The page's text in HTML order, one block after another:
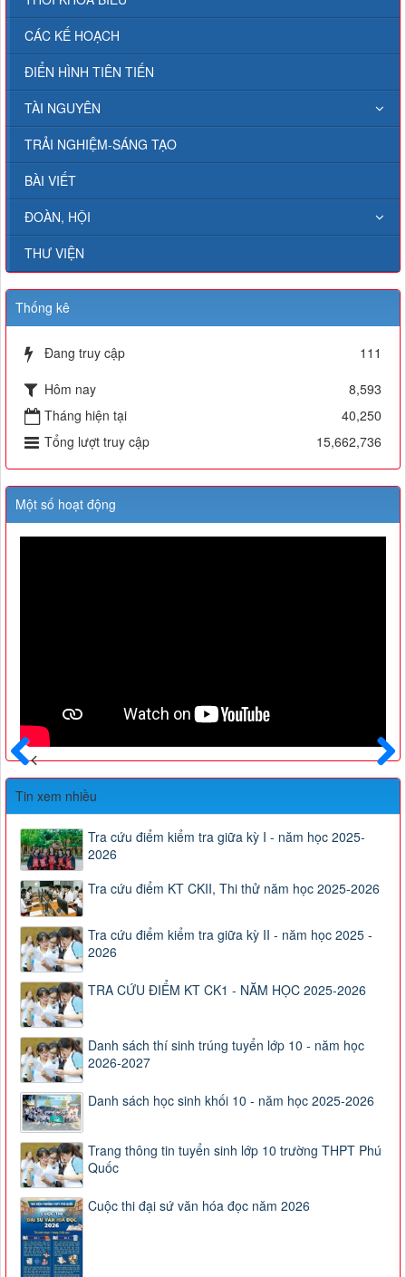
CÁC KẾ HOẠCH
ĐIỂN HÌNH TIÊN TIẾN
TÀI NGUYÊN
TRẢI NGHIỆM-SÁNG TẠO
BÀI VIẾT
ĐOÀN, HỘI
THƯ VIỆN
Thống kê
Đang truy cập
111
Hôm nay
8,593
Tháng hiện tại
40,250
Tổng lượt truy cập
15,662,736
Một số hoạt động
Sau
Trước
Tin xem nhiều
Tra cứu điểm kiểm tra giữa kỳ I - năm học 2025-
2026
Tra cứu điểm KT CKII, Thi thử năm học 2025-2026
Tra cứu điểm kiểm tra giữa kỳ II - năm học 2025 -
2026
TRA CỨU ĐIỂM KT CK1 - NĂM HỌC 2025-2026
Danh sách thí sinh trúng tuyển lớp 10 - năm học
2026-2027
Danh sách học sinh khối 10 - năm học 2025-2026
Trang thông tin tuyển sinh lớp 10 trường THPT Phú
Quốc
Cuộc thi đại sứ văn hóa đọc năm 2026